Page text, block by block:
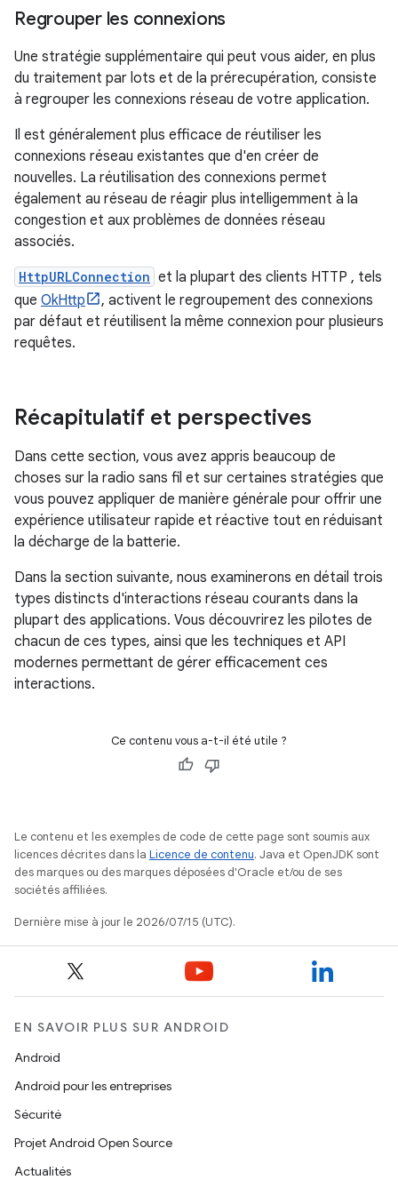
Regrouper les connexions
Une stratégie supplémentaire qui peut vous aider, en plus
du traitement par lots et de la prérecupération, consiste
à regrouper les connexions réseau de votre application.
Il est généralement plus efficace de réutiliser les
connexions réseau existantes que d'en créer de
nouvelles. La réutilisation des connexions permet
également au réseau de réagir plus intelligemment à la
congestion et aux problèmes de données réseau
associés.
HttpURLConnection et la plupart des clients HTTP , tels
que OkHttp
, activent le regroupement des connexions
par défaut et réutilisent la même connexion pour plusieurs
requêtes.
Récapitulatif et perspectives
Dans cette section, vous avez appris beaucoup de
choses sur la radio sans fil et sur certaines stratégies que
vous pouvez appliquer de manière générale pour offrir une
expérience utilisateur rapide et réactive tout en réduisant
la décharge de la batterie.
Dans la section suivante, nous examinerons en détail trois
types distincts d'interactions réseau courants dans la
plupart des applications. Vous découvrirez les pilotes de
chacun de ces types, ainsi que les techniques et API
modernes permettant de gérer efficacement ces
interactions.
Ce contenu vous a-t-il été utile ?
Le contenu et les exemples de code de cette page sont soumis aux
licences décrites dans la Licence de contenu. Java et OpenJDK sont
des marques ou des marques déposées d'Oracle et/ou de ses
sociétés affiliées.
Dernière mise à jour le 2026/07/15 (UTC).
EN SAVOIR PLUS SUR ANDROID
Android
Android pour les entreprises
Sécurité
Projet Android Open Source
Actualités